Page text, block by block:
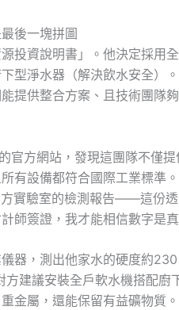
後一塊拼圖
投資說明書」。他決定採用
型淨水器（解決飲水安全）
提供整合方案、且技術團隊
官方網站，發現這團隊不僅
有設備都符合國際工業標準
實驗室的檢測報告——這份
師簽證，我才能相信數字是真
器，測出他家水的硬度約
建議安裝全戶軟水機搭配廚
金屬，還能保留有益礦物質